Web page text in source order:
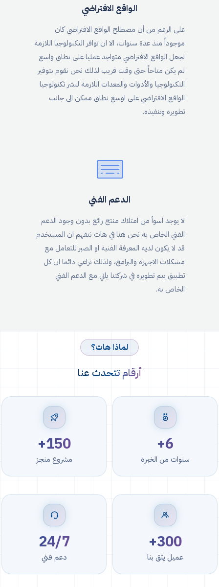
الواقع الافتراضي
على الرغم من أن مصطلح الواقع الافتراضي كان
موجوداً منذ عدة سنوات، الا ان توافر التكنولوجيا اللازمة
لجعل الواقع الافتراضي متواجد عمليا على نطاق واسع
لم يكن متاحاً حتى وقت قريب لذلك نحن نقوم بتوفير
التكنولوجيا والأدوات والمعدات اللازمة لنشر تكنولوجيا
الواقع الافتراضي على اوسع نطاق ممكن الى جانب
تطويره وتنفيذه.
الدعم الفني
لا يوجد اسوأ من امتلاك منتج رائع بدون وجود الدعم
الفني الخاص به نحن هنا في هات نتفهم ان المستخدم
قد لا يكون لديه المعرفة الفنية او الصبر للتعامل مع
مشكلات الاجهزة والبرامج، ولذلك نراعي دائما ان كل
تطبيق يتم تطويره في شركتنا ياتي مع الدعم الفني
الخاص به.
لماذا هات؟
أرقام تتحدث عنا
6+
سنوات من الخبرة
150+
مشروع منجز
300+
عميل يثق بنا
24/7
دعم فني